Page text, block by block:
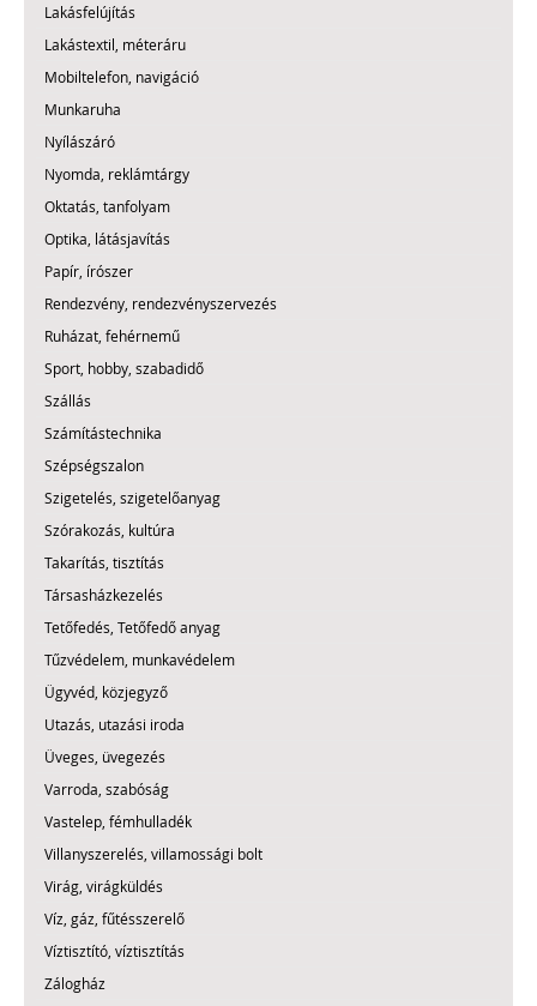
Lakásfelújítás
Lakástextil, méteráru
Mobiltelefon, navigáció
Munkaruha
Nyílászáró
Nyomda, reklámtárgy
Oktatás, tanfolyam
Optika, látásjavítás
Papír, írószer
Rendezvény, rendezvényszervezés
Ruházat, fehérnemű
Sport, hobby, szabadidő
Szállás
Számítástechnika
Szépségszalon
Szigetelés, szigetelőanyag
Szórakozás, kultúra
Takarítás, tisztítás
Társasházkezelés
Tetőfedés, Tetőfedő anyag
Tűzvédelem, munkavédelem
Ügyvéd, közjegyző
Utazás, utazási iroda
Üveges, üvegezés
Varroda, szabóság
Vastelep, fémhulladék
Villanyszerelés, villamossági bolt
Virág, virágküldés
Víz, gáz, fűtésszerelő
Víztisztító, víztisztítás
Zálogház